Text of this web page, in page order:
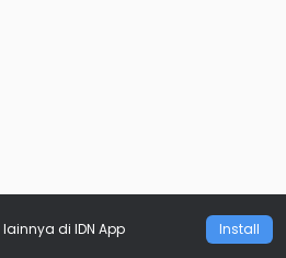
lainnya di IDN App Install